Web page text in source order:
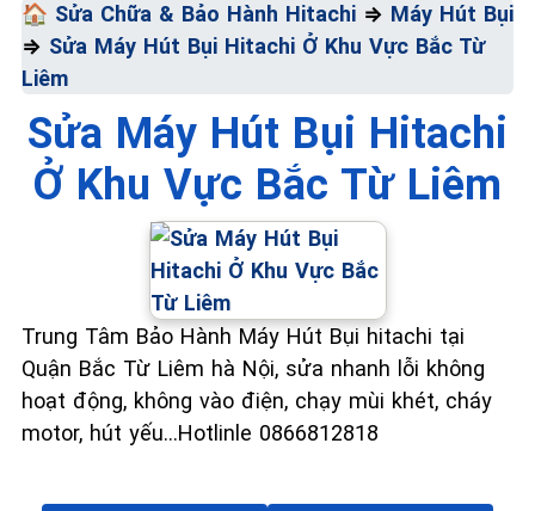
🏠 Sửa Chữa & Bảo Hành Hitachi ⇒ Máy Hút Bụi
⇒ Sửa Máy Hút Bụi Hitachi Ở Khu Vực Bắc Từ
Liêm
Sửa Máy Hút Bụi Hitachi
Ở Khu Vực Bắc Từ Liêm
Trung Tâm Bảo Hành Máy Hút Bụi hitachi tại
Quận Bắc Từ Liêm hà Nội, sửa nhanh lỗi không
hoạt động, không vào điện, chạy mùi khét, cháy
motor, hút yếu...Hotlinle 0866812818